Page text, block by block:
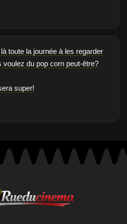
toute la journée à les regarder
voulez du pop corn peut-être?
super!